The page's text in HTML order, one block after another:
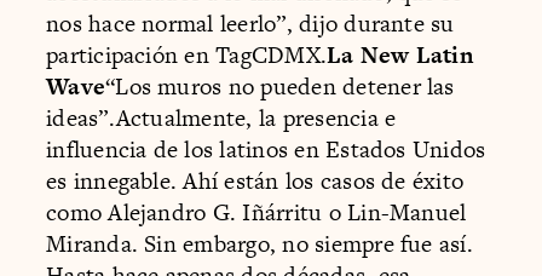
nos hace normal leerlo”, dijo durante su
participación en TagCDMX.La New Latin
Wave“Los muros no pueden detener las
ideas”.Actualmente, la presencia e
influencia de los latinos en Estados Unidos
es innegable. Ahí están los casos de éxito
como Alejandro G. Iñárritu o Lin-Manuel
Miranda. Sin embargo, no siempre fue así.